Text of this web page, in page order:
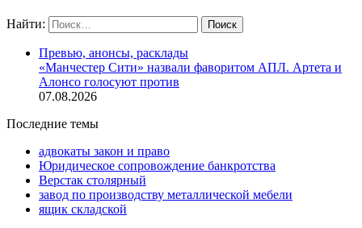
Найти:
Превью, анонсы, расклады
«Манчестер Сити» назвали фаворитом АПЛ. Артета и
Алонсо голосуют против
07.08.2026
Последние темы
адвокаты закон и право
Юридическое сопровождение банкротства
Верстак столярный
завод по производству металлической мебели
ящик складской